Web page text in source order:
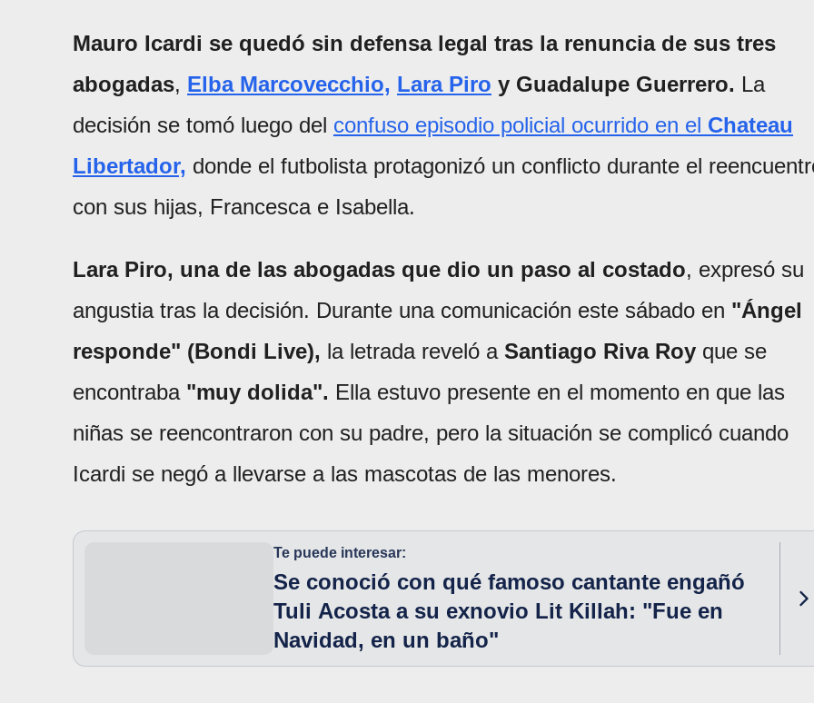
Mauro Icardi se quedó sin defensa legal tras la renuncia de sus tres
abogadas, Elba Marcovecchio, Lara Piro y Guadalupe Guerrero. La
decisión se tomó luego del confuso episodio policial ocurrido en el Chateau
Libertador, donde el futbolista protagonizó un conflicto durante el
con sus hijas, Francesca e Isabella.
Lara Piro, una de las abogadas que dio un paso al costado, expresó su
angustia tras la decisión. Durante una comunicación este sábado en "Ángel
responde" (Bondi Live), la letrada reveló a Santiago Riva Roy que se
encontraba "muy dolida". Ella estuvo presente en el momento en que las
niñas se reencontraron con su padre, pero la situación se complicó cuando
Icardi se negó a llevarse a las mascotas de las menores.
Te puede interesar:
Se conoció con qué famoso cantante engañó
Tuli Acosta a su exnovio Lit Killah: "Fue en
Navidad, en un baño"